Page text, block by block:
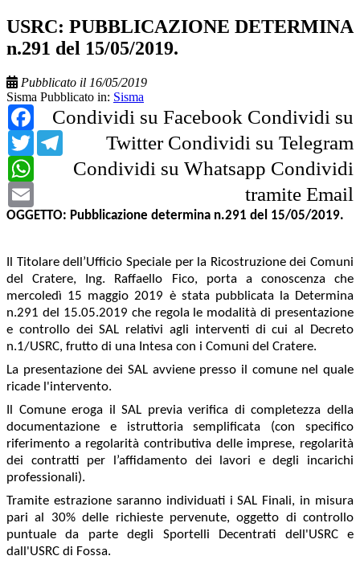
USRC: PUBBLICAZIONE DETERMINA
n.291 del 15/05/2019.
Pubblicato il 16/05/2019
Sisma Pubblicato in: Sisma
Condividi su Facebook
Facebook
Condividi su
Twitter
Twitter Condividi su Telegram
Telegram
Condividi su Whatsapp
WhatsApp
Condividi
tramite Email
OGGETTO: Pubblicazione determina n.291 del 15/05/2019.
Il Titolare dell’Ufficio Speciale per la Ricostruzione dei Comuni
del Cratere, Ing. Raffaello Fico, porta a conoscenza che
mercoledì 15 maggio 2019 è stata pubblicata la Determina
n.291 del 15.05.2019 che regola le modalità di presentazione
e controllo dei SAL relativi agli interventi di cui al Decreto
n.1/USRC, frutto di una Intesa con i Comuni del Cratere.
La presentazione dei SAL avviene presso il comune nel quale
ricade l'intervento.
Il Comune eroga il SAL previa verifica di completezza della
documentazione e istruttoria semplificata (con specifico
riferimento a regolarità contributiva delle imprese, regolarità
dei contratti per l’affidamento dei lavori e degli incarichi
professionali).
Tramite estrazione saranno individuati i SAL Finali, in misura
pari al 30% delle richieste pervenute, oggetto di controllo
puntuale da parte degli Sportelli Decentrati dell'USRC e
dall'USRC di Fossa.